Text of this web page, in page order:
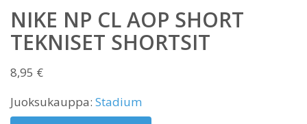
NIKE NP CL AOP SHORT
TEKNISET SHORTSIT
8,95 €
Juoksukauppa: Stadium